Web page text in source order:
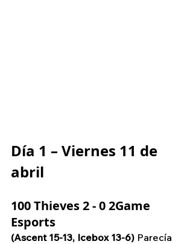
Día 1 – Viernes 11 de
abril
100 Thieves 2 - 0 2Game
Esports
(Ascent 15-13, Icebox 13-6) Parecía